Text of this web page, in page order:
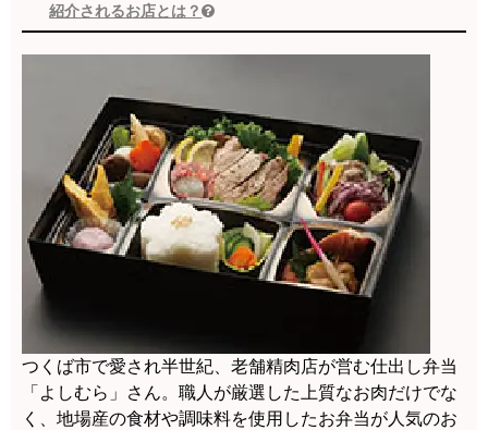
紹介されるお店とは？
つくば市で愛され半世紀、老舗精肉店が営む仕出し弁当
「よしむら」さん。職人が厳選した上質なお肉だけでな
く、地場産の食材や調味料を使用したお弁当が人気のお